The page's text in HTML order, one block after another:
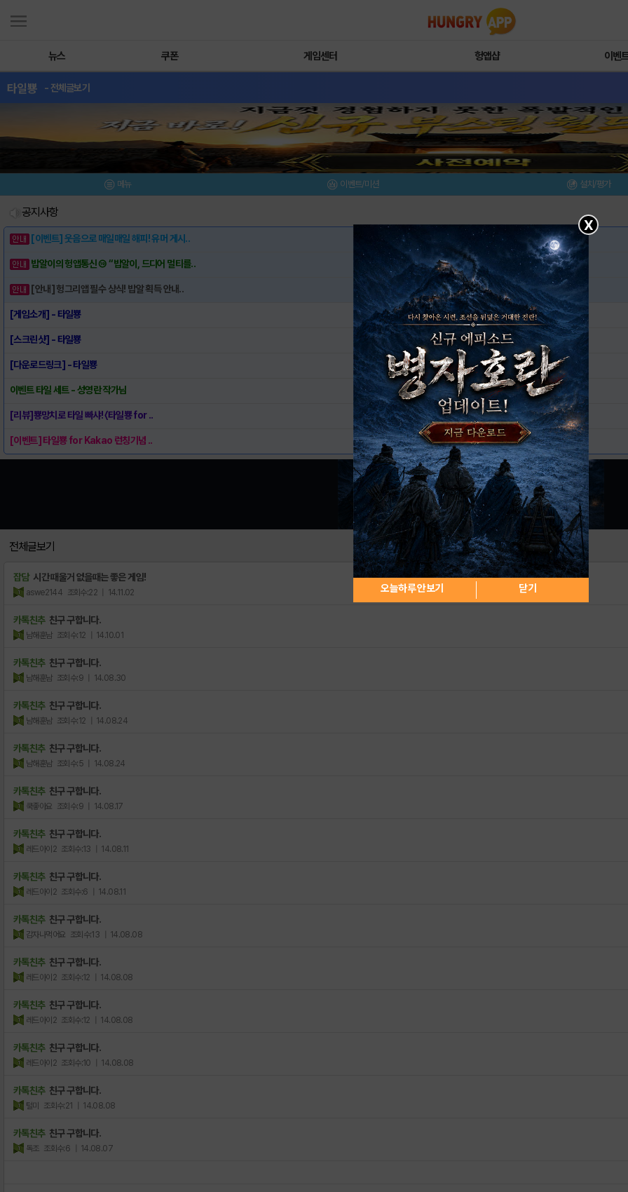
뉴스 쿠폰 게임센터 헝앱샵 이벤
타일뿅 - 전체글보기
메뉴 이벤트/미션 설치/평가
공지사항
[이벤트] 웃음으로 매일매일 해피! 유머 게시..
밥알이의 헝앱통신 ⑲ “밥알이, 드디어 멀티를..
[안내] 헝그리앱 필수 상식! 밥알 획득 안내..
[게임소개] - 타일뿅
[스크린샷] - 타일뿅
[다운로드링크] - 타일뿅
이벤트 타일 세트 - 성영란 작가님
[리뷰]뿅망치로 타일 빠샤! 〈타일뿅 for ..
[이벤트] 타일뿅 for Kakao 런칭기념 ..
전체글보기
잡담 시간 때울거 없을때는 좋은 게임!
aswe2144 조회수:22 | 14.11.02
카톡친추 친구 구합니다.
남해훈남 조회수:12 | 14.10.01
카톡친추 친구 구합니다.
남해훈남 조회수:9 | 14.08.30
카톡친추 친구 구합니다.
남해훈남 조회수:12 | 14.08.24
카톡친추 친구 구합니다.
남해훈남 조회수:5 | 14.08.24
카톡친추 친구 구합니다.
쿡좋아요 조회수:9 | 14.08.17
카톡친추 친구 구합니다.
레드아이2 조회수:13 | 14.08.11
카톡친추 친구 구합니다.
레드아이2 조회수:6 | 14.08.11
카톡친추 친구 구합니다.
감자나먹어요 조회수:13 | 14.08.08
카톡친추 친구 구합니다.
레드아이2 조회수:12 | 14.08.08
카톡친추 친구 구합니다.
레드아이2 조회수:12 | 14.08.08
카톡친추 친구 구합니다.
레드아이2 조회수:10 | 14.08.08
카톡친추 친구 구합니다.
털미 조회수:21 | 14.08.08
카톡친추 친구 구합니다.
독조 조회수:6 | 14.08.07
X
오늘하루 안보기 닫기